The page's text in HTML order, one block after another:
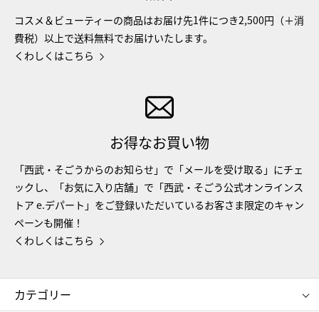
コスメ＆ビューティーの商品はお届け先1件につき2,500円（＋消
費税）以上で送料無料でお届けいたします。
くわしくはこちら
お得なお買い物
「西武・そごうからのお知らせ」で「メールを受け取る」にチェ
ックし、「お気に入り店舗」で「西武・そごう公式オンラインス
トア e.デパート」をご登録いただいているお客さま限定のキャン
ペーンも開催！
くわしくはこちら
カテゴリー